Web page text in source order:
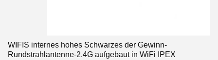
WIFIS internes hohes Schwarzes der Gewinn-
Rundstrahlantenne-2.4G aufgebaut in WiFi IPEX